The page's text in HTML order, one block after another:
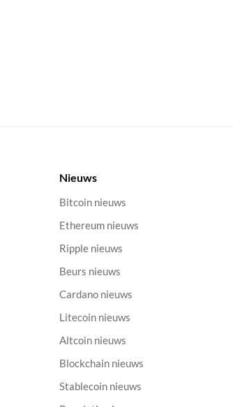
Nieuws
Bitcoin nieuws
Ethereum nieuws
Ripple nieuws
Beurs nieuws
Cardano nieuws
Litecoin nieuws
Altcoin nieuws
Blockchain nieuws
Stablecoin nieuws